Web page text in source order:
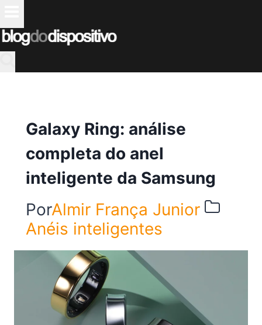
o
Galaxy Ring: análise
completa do anel
inteligente da Samsung
PorAlmir França Junior
Anéis inteligentes